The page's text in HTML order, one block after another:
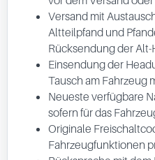
Versand mit
Altteilpfand und
Rücksendung der
Einsendung der
Tausch am Fahrzeug
Neueste verfügbare
sofern für das
Originale
Fahrzeugfunktionen